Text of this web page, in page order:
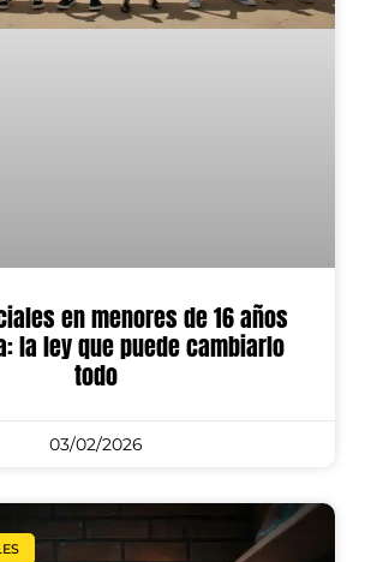
en menores de 16 años
la ley que puede cambiarlo
todo
03/02/2026